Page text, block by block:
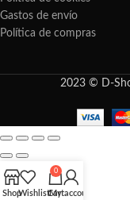
Gastos de envío
Política de compras
2023 © D-
ShopWishlist
0
Cart
My account